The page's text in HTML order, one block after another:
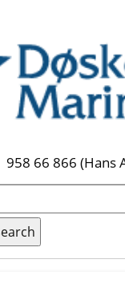
958 66 866 (Hans